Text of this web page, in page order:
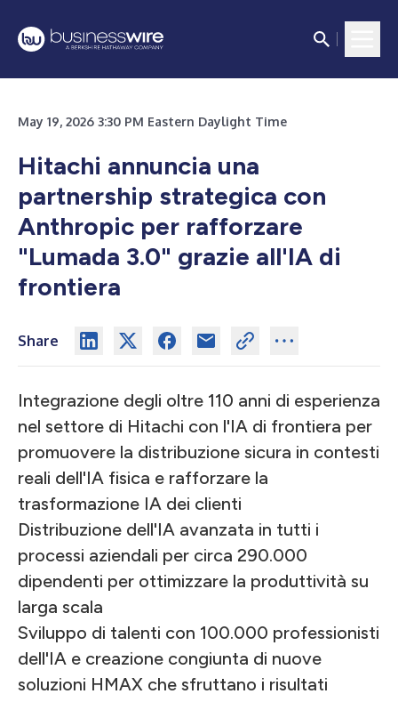
May 19, 2026 3:30 PM Eastern Daylight Time
Hitachi annuncia una
partnership strategica con
Anthropic per rafforzare
"Lumada 3.0" grazie all'IA di
frontiera
Share
Integrazione degli oltre 110 anni di esperienza
nel settore di Hitachi con l'IA di frontiera per
promuovere la distribuzione sicura in contesti
reali dell'IA fisica e rafforzare la
trasformazione IA dei clienti
Distribuzione dell'IA avanzata in tutti i
processi aziendali per circa 290.000
dipendenti per ottimizzare la produttività su
larga scala
Sviluppo di talenti con 100.000 professionisti
dell'IA e creazione congiunta di nuove
soluzioni HMAX che sfruttano i risultati